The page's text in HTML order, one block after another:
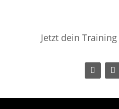
Jetzt dein Training